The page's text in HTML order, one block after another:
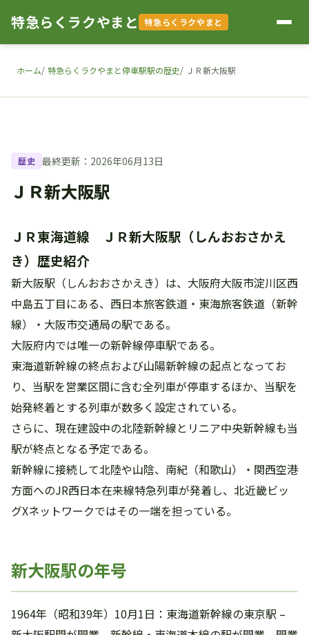
特急らくラクやまと 特急らくラクやまと
ホーム 特急らくラクやまと停車駅駅の歴史 ＪＲ新大阪駅
歴史 最終更新：2026年06月13日
ＪＲ新大阪駅
ＪＲ東海道線 ＪＲ新大阪駅（しんおおさかえ
き）歴史紹介
新大阪駅（しんおおさかえき）は、大阪府大阪市淀川区西
中島五丁目にある、西日本旅客鉄道・東海旅客鉄道（新幹
線）・大阪市交通局の駅である。
大阪府内では唯一の新幹線停車駅である。
東海道新幹線の終点および山陽新幹線の起点となってお
り、当駅を営業区間に含む全列車が停車するほか、当駅を
始発終着とする列車が数多く設定されている。
さらに、現在建設中の北陸新幹線とリニア中央新幹線も当
駅が終点となる予定である。
新幹線に接続して北陸や山陰、南紀（和歌山）・関西空港
方面へのJR西日本在来線特急列車が発着し、北近畿ビッ
グXネットワークではその一端を担っている。
新大阪駅の年号
1964年（昭和39年）10月1日：東海道新幹線の東京駅 –